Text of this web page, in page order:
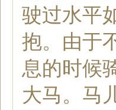
驶过水平
抱。由于
息的时候
大马。马